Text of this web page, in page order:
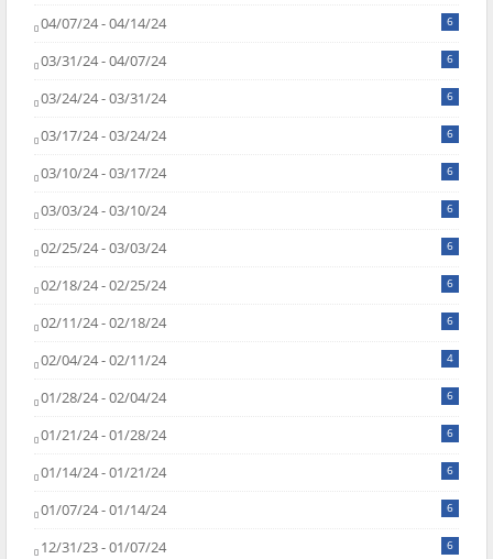
04/07/24 - 04/14/24 6
03/31/24 - 04/07/24 6
03/24/24 - 03/31/24 6
03/17/24 - 03/24/24 6
03/10/24 - 03/17/24 6
03/03/24 - 03/10/24 6
02/25/24 - 03/03/24 6
02/18/24 - 02/25/24 6
02/11/24 - 02/18/24 6
02/04/24 - 02/11/24 4
01/28/24 - 02/04/24 6
01/21/24 - 01/28/24 6
01/14/24 - 01/21/24 6
01/07/24 - 01/14/24 6
12/31/23 - 01/07/24 6